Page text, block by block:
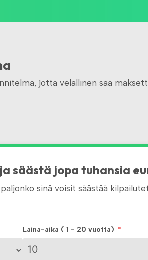
jotta velallinen saa
säästä jopa tuhansia
sinä voisit säästää
Laina-aika ( 1 - 20 vuotta)